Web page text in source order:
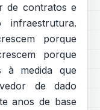
de contratos e
porque
porque
à medida que
de dado
anos de base